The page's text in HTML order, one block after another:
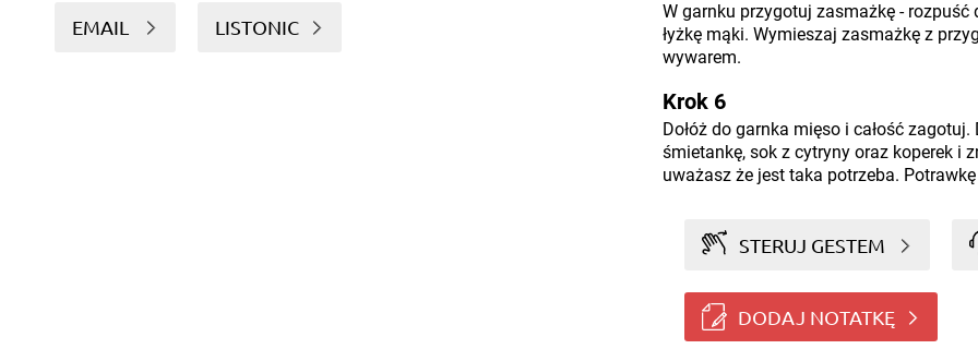
EMAIL LISTONIC
W garnku przygotuj zasmażkę - rozpuść
łyżkę mąki. Wymieszaj zasmażkę z
wywarem.
Krok 6
Dołóż do garnka mięso i całość
śmietankę, sok z cytryny oraz koperek i
uważasz że jest taka potrzeba.
STERUJ GESTEM
DODAJ NOTATKĘ